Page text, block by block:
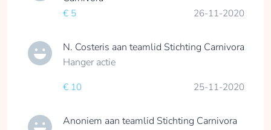
€ 5 26-11-2020
N. Costeris aan teamlid Stichting Carnivora
Hanger actie
€ 10 25-11-2020
Anoniem aan teamlid Stichting Carnivora